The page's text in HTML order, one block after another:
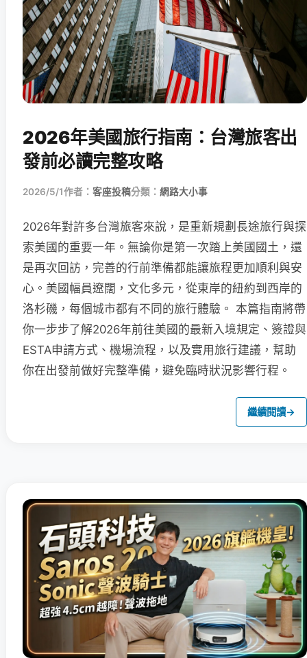
2026年美國旅行指南：台灣旅客出
發前必讀完整攻略
2026/5/1作者： 客座投稿分類： 網路大小事
2026年對許多台灣旅客來說，是重新規劃長途旅行與探
索美國的重要一年。無論你是第一次踏上美國國土，還
是再次回訪，完善的行前準備都能讓旅程更加順利與安
心。美國幅員遼闊，文化多元，從東岸的紐約到西岸的
洛杉磯，每個城市都有不同的旅行體驗。 本篇指南將帶
你一步步了解2026年前往美國的最新入境規定、簽證與
ESTA申請方式、機場流程，以及實用旅行建議，幫助
你在出發前做好完整準備，避免臨時狀況影響行程。
繼續閱讀→